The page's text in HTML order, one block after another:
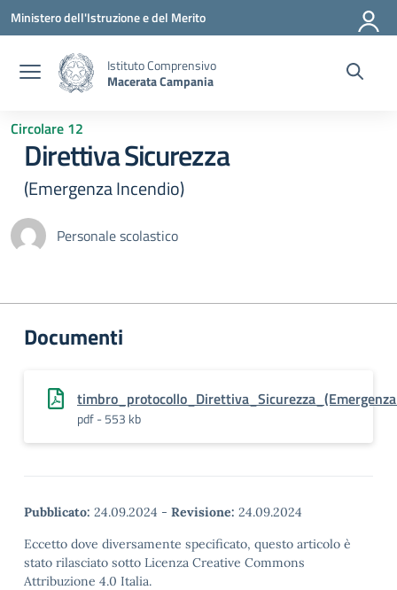
Vai ai contenuti
Vai al menu di navigazione
Vai al footer
Ministero dell'Istruzione e del Merito
Istituto Comprensivo
Macerata Campania
Circolare 12
Direttiva Sicurezza
(Emergenza Incendio)
Personale scolastico
Documenti
pdf - 553 kb
Pubblicato: 24.09.2024 - Revisione: 24.09.2024
Eccetto dove diversamente specificato, questo articolo è
stato rilasciato sotto Licenza Creative Commons
Attribuzione 4.0 Italia.